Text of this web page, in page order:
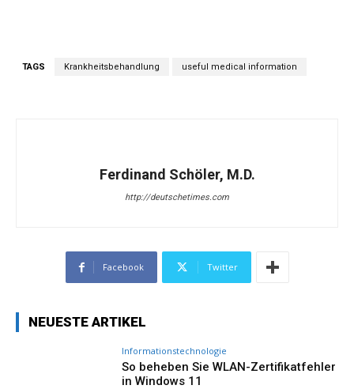
TAGS Krankheitsbehandlung useful medical information
Ferdinand Schöler, M.D.
http://deutschetimes.com
Facebook Twitter
NEUESTE ARTIKEL
Informationstechnologie
So beheben Sie WLAN-Zertifikatfehler
in Windows 11